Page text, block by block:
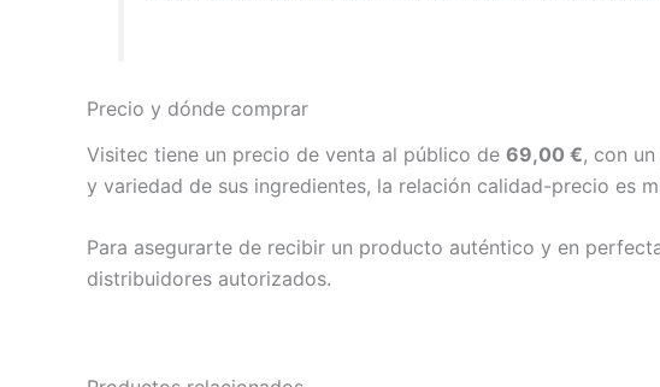
Precio y dónde comprar
Visitec tiene un precio de venta al público de 69,00 €, con
y variedad de sus ingredientes, la relación calidad-precio es
Para asegurarte de recibir un producto auténtico y en
distribuidores autorizados.